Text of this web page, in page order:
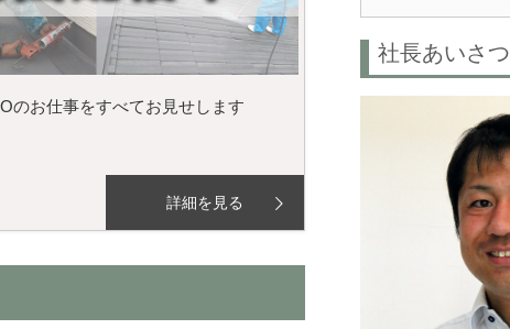
のお仕事をすべてお見せします
詳細を見る
社長あいさつ